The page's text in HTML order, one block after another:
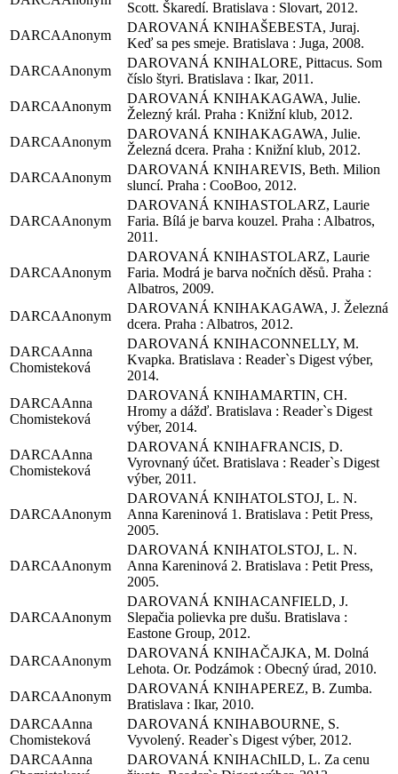
Scott. Škaredí. Bratislava : Slovart, 2012.
Anonym
ŠEBESTA, Juraj.
Keď sa pes smeje. Bratislava : Juga, 2008.
Anonym
LORE, Pittacus. Som
číslo štyri. Bratislava : Ikar, 2011.
Anonym
KAGAWA, Julie.
Železný král. Praha : Knižní klub, 2012.
Anonym
KAGAWA, Julie.
Železná dcera. Praha : Knižní klub, 2012.
Anonym
REVIS, Beth. Milion
sluncí. Praha : CooBoo, 2012.
Anonym
STOLARZ, Laurie
Faria. Bílá je barva kouzel. Praha : Albatros,
2011.
Anonym
STOLARZ, Laurie
Faria. Modrá je barva nočních děsů. Praha :
Albatros, 2009.
Anonym
KAGAWA, J. Železná
dcera. Praha : Albatros, 2012.
Anna
Chomisteková
CONNELLY, M.
Kvapka. Bratislava : Reader`s Digest výber,
2014.
Anna
Chomisteková
MARTIN, CH.
Hromy a dážď. Bratislava : Reader`s Digest
výber, 2014.
Anna
Chomisteková
FRANCIS, D.
Vyrovnaný účet. Bratislava : Reader`s Digest
výber, 2011.
Anonym
TOLSTOJ, L. N.
Anna Kareninová 1. Bratislava : Petit Press,
2005.
Anonym
TOLSTOJ, L. N.
Anna Kareninová 2. Bratislava : Petit Press,
2005.
Anonym
CANFIELD, J.
Slepačia polievka pre dušu. Bratislava :
Eastone Group, 2012.
Anonym
ČAJKA, M. Dolná
Lehota. Or. Podzámok : Obecný úrad, 2010.
Anonym
PEREZ, B. Zumba.
Bratislava : Ikar, 2010.
Anna
Chomisteková
BOURNE, S.
Vyvolený. Reader`s Digest výber, 2012.
Anna
ChILD, L. Za cenu